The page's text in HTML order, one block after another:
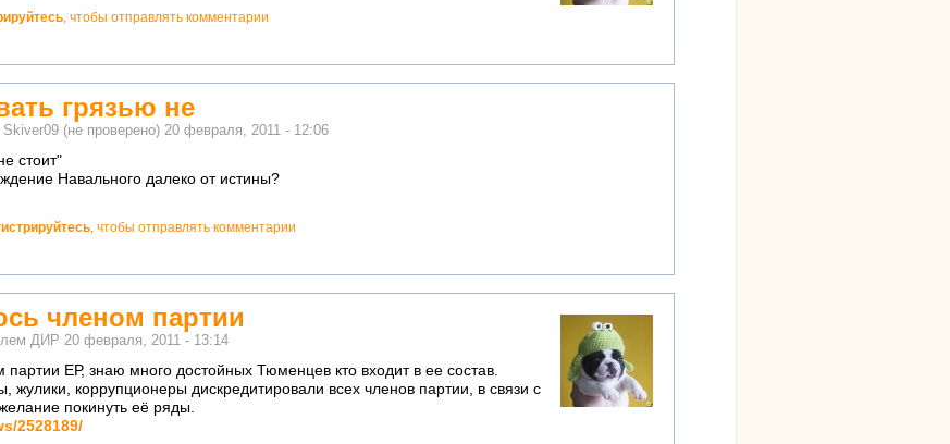
, чтобы отправлять комментарии
грязью не
Skiver09 (не проверено) 20 февраля, 2011 - 12:06
стоит"
Навального далеко от истины?
, чтобы отправлять комментарии
членом партии
ДИР 20 февраля, 2011 - 13:14
ЕР, знаю много достойных Тюменцев кто входит в ее состав.
жулики, коррупционеры дискредитировали всех членов партии, в связи с
покинуть её ряды.
2528189/